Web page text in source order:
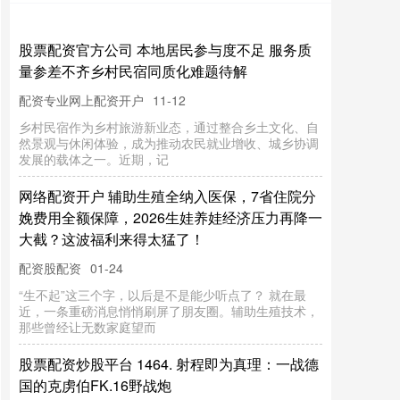
股票配资炒股平台 金价盘中突破3600美元，刷
新历史新高，中国资产逆势上涨
股票配资门户导航查询 09-08
记者丨吴斌 特约记者庞华玮股票配资炒股平台 编辑丨
包芳鸣 姜诗蔷 刘雪莹 在连续数月窄幅震荡之后，国际
金价再破纪录！此外